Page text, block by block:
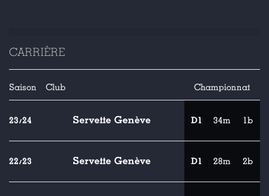
CARRIÈRE
Saison Club Championnat
23/24 Servette Genève D1 34m 1b
22/23 Servette Genève D1 28m 2b